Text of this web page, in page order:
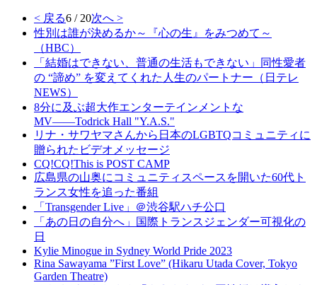
< 戻る6 / 20次へ >
性別は誰が決めるか～『心の生』をみつめて～
（HBC）
「結婚はできない、普通の生活もできない」同性愛者
の “諦め” を変えてくれた人生のパートナー（日テレ
NEWS）
8分に及ぶ超大作エンターテインメントな
MV――Todrick Hall "Y.A.S."
リナ・サワヤマさんから日本のLGBTQコミュニティに
贈られたビデオメッセージ
CQ!CQ!This is POST CAMP
広島県の山奥にコミュニティスペースを開いた60代ト
ランス女性を追った番組
「Transgender Live」＠渋谷駅ハチ公口
「あの日の自分へ」国際トランスジェンダー可視化の
日
Kylie Minogue in Sydney World Pride 2023
Rina Sawayama ”First Love” (Hikaru Utada Cover, Tokyo
Garden Theatre)